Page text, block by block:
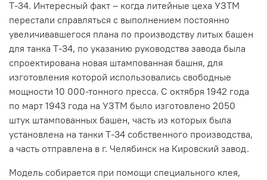
Т-34. Интересный факт – когда литейные цеха УЗТМ
перестали справляться с выполнением постоянно
увеличивавшегося плана по производству литых башен
для танка Т-34, по указанию руководства завода была
спроектирована новая штампованная башня, для
изготовления которой использовались свободные
мощности 10 000-тонного пресса. С октября 1942 года
по март 1943 года на УЗТМ было изготовлено 2050
штук штампованных башен, часть из которых была
установлена на танки Т-34 собственного производства,
а часть отправлена в г. Челябинск на Кировский завод.
Модель собирается при помощи специального клея,